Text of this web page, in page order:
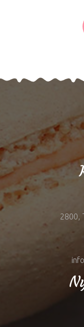
2800,